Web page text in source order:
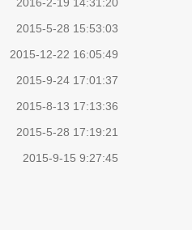
2015-5-28 15:53:03
2015-12-22 16:05:49
2015-9-24 17:01:37
2015-8-13 17:13:36
2015-5-28 17:19:21
2015-9-15 9:27:45